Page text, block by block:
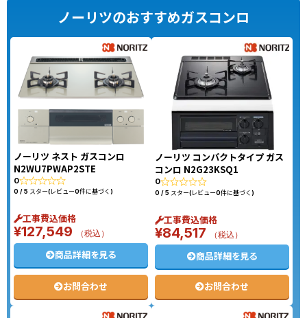
ノーリツのおすすめガスコンロ
ノーリツ ネスト ガスコンロ
N2WU7PWAP2STE
0
0 / 5 スター(レビュー0件に基づく)
工事費込価格
¥127,549 （税込）
商品詳細を見る
お問合わせ
ノーリツ コンパクトタイプ ガス
コンロ N2G23KSQ1
0
0 / 5 スター(レビュー0件に基づく)
工事費込価格
¥84,517 （税込）
商品詳細を見る
お問合わせ